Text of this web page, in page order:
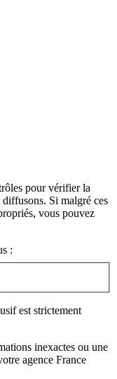
pour vérifier la
Si malgré ces
vous pouvez
:
est strictement
inexactes ou une
agence France